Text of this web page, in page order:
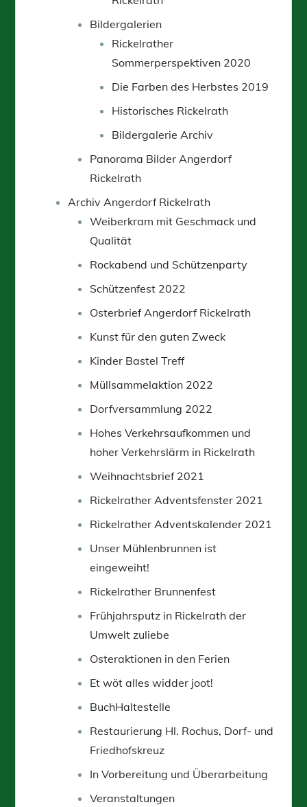
Bildergalerien
Rickelrather
Sommerperspektiven 2020
Die Farben des Herbstes 2019
Historisches Rickelrath
Bildergalerie Archiv
Panorama Bilder Angerdorf
Rickelrath
Archiv Angerdorf Rickelrath
Weiberkram mit Geschmack und
Qualität
Rockabend und Schützenparty
Schützenfest 2022
Osterbrief Angerdorf Rickelrath
Kunst für den guten Zweck
Kinder Bastel Treff
Müllsammelaktion 2022
Dorfversammlung 2022
Hohes Verkehrsaufkommen und
hoher Verkehrslärm in Rickelrath
Weihnachtsbrief 2021
Rickelrather Adventsfenster 2021
Rickelrather Adventskalender 2021
Unser Mühlenbrunnen ist
eingeweiht!
Rickelrather Brunnenfest
Frühjahrsputz in Rickelrath der
Umwelt zuliebe
Osteraktionen in den Ferien
Et wöt alles widder joot!
BuchHaltestelle
Restaurierung Hl. Rochus, Dorf- und
Friedhofskreuz
In Vorbereitung und Überarbeitung
Veranstaltungen